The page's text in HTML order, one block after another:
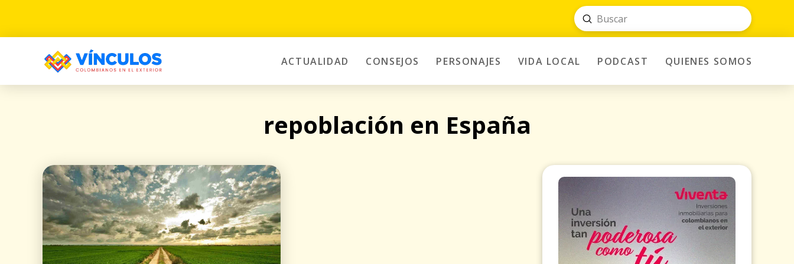
Search
Submit
ACTUALIDAD CONSEJOS PERSONAJES VIDA LOCAL PODCAST QUIENES SOMOS
repoblación en España